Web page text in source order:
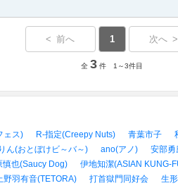
< 前へ 1 次へ >
全 3 件 1～3件目
ェス) R-指定(Creepy Nuts) 青葉市子
ん(おとぼけビ～バ～) ano(アノ) 安部
慎也(Saucy Dog) 伊地知潔(ASIAN KUNG-
野羽有音(TETORA) 打首獄門同好会
生